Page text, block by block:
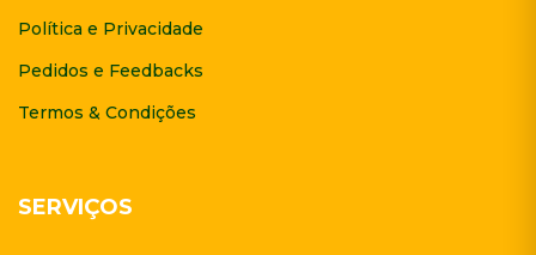
Política e Privacidade
Pedidos e Feedbacks
Termos & Condições
SERVIÇOS